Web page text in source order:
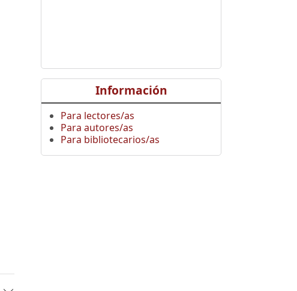
Información
Para lectores/as
Para autores/as
Para bibliotecarios/as